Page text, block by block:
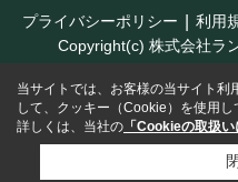
プライバシーポリシー 利用
Copyright(c) 株式会社ラ
当サイトでは、お客様の当サイト利
して、クッキー（Cookie）を使用し
詳しくは、当社の 「Cookieの取扱い